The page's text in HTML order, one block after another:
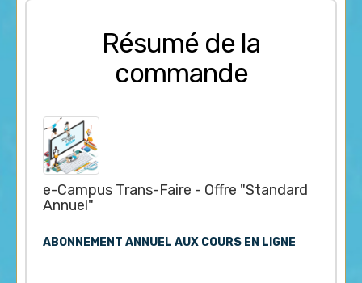
Résumé de la
commande
e-Campus Trans-Faire - Offre "Standard
Annuel"
ABONNEMENT ANNUEL AUX COURS EN LIGNE